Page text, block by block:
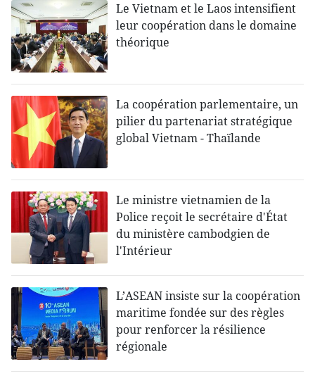
Le Vietnam et le Laos intensifient
leur coopération dans le domaine
théorique
La coopération parlementaire, un
pilier du partenariat stratégique
global Vietnam - Thaïlande
Le ministre vietnamien de la
Police reçoit le secrétaire d'État
du ministère cambodgien de
l'Intérieur
L’ASEAN insiste sur la coopération
maritime fondée sur des règles
pour renforcer la résilience
régionale